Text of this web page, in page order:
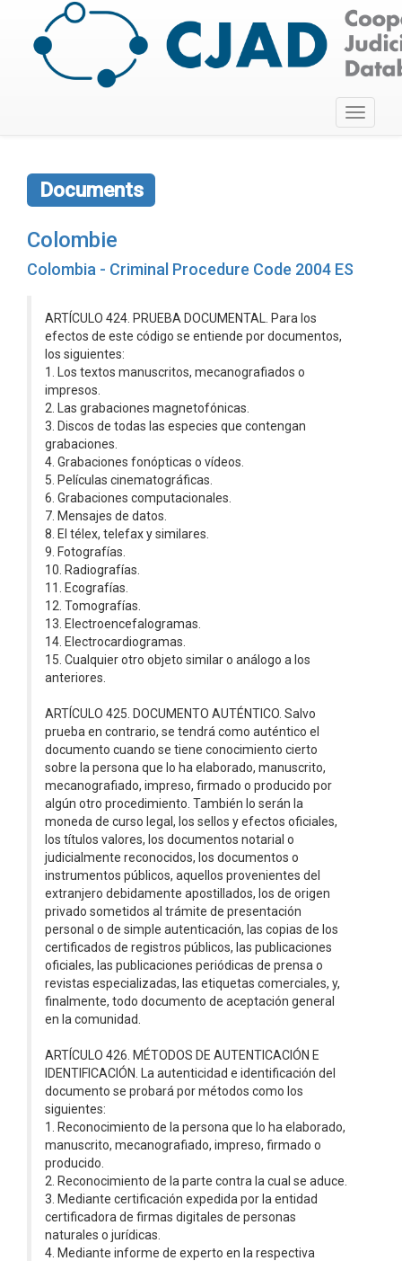
Toggle
Documents
Colombie
Colombia - Criminal Procedure Code 2004 ES
ARTÍCULO 424. PRUEBA DOCUMENTAL. Para los
efectos de este código se entiende por documentos,
los siguientes:
1. Los textos manuscritos, mecanografiados o
impresos.
2. Las grabaciones magnetofónicas.
3. Discos de todas las especies que contengan
grabaciones.
4. Grabaciones fonópticas o vídeos.
5. Películas cinematográficas.
6. Grabaciones computacionales.
7. Mensajes de datos.
8. El télex, telefax y similares.
9. Fotografías.
10. Radiografías.
11. Ecografías.
12. Tomografías.
13. Electroencefalogramas.
14. Electrocardiogramas.
15. Cualquier otro objeto similar o análogo a los
anteriores.
ARTÍCULO 425. DOCUMENTO AUTÉNTICO. Salvo
prueba en contrario, se tendrá como auténtico el
documento cuando se tiene conocimiento cierto
sobre la persona que lo ha elaborado, manuscrito,
mecanografiado, impreso, firmado o producido por
algún otro procedimiento. También lo serán la
moneda de curso legal, los sellos y efectos oficiales,
los títulos valores, los documentos notarial o
judicialmente reconocidos, los documentos o
instrumentos públicos, aquellos provenientes del
extranjero debidamente apostillados, los de origen
privado sometidos al trámite de presentación
personal o de simple autenticación, las copias de los
certificados de registros públicos, las publicaciones
oficiales, las publicaciones periódicas de prensa o
revistas especializadas, las etiquetas comerciales, y,
finalmente, todo documento de aceptación general
en la comunidad.
ARTÍCULO 426. MÉTODOS DE AUTENTICACIÓN E
IDENTIFICACIÓN. La autenticidad e identificación del
documento se probará por métodos como los
siguientes:
1. Reconocimiento de la persona que lo ha elaborado,
manuscrito, mecanografiado, impreso, firmado o
producido.
2. Reconocimiento de la parte contra la cual se aduce.
3. Mediante certificación expedida por la entidad
certificadora de firmas digitales de personas
naturales o jurídicas.
4. Mediante informe de experto en la respectiva